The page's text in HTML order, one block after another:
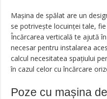
Maşina de spălat are un
se potriveşte locuinţei tale,
Încărcarea verticală te ajută
necesar pentru instalarea
calcul necesitatea spaţiului
în cazul celor cu încărcare
Poze cu mașina